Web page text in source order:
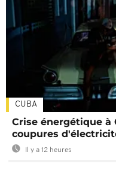
CUBA
Crise énergétique à
coupures
Il y a 12 heures